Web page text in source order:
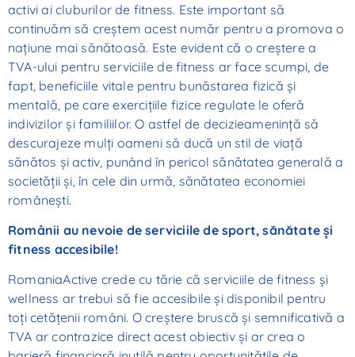
activi ai cluburilor de fitness. Este important să
continuăm să creştem acest număr pentru a promova o
naţiune mai sănătoasă. Este evident că o creştere a
TVA-ului pentru serviciile de fitness ar face scumpi, de
fapt, beneficiile vitale pentru bunăstarea fizică şi
mentală, pe care exerciţiile fizice regulate le oferă
indivizilor şi familiilor. O astfel de decizieameninţă să
descurajeze mulţi oameni să ducă un stil de viaţă
sănătos şi activ, punând în pericol sănătatea generală a
societăţii şi, în cele din urmă, sănătatea economiei
româneşti.
Românii au nevoie de serviciile de sport, sănătate şi
fitness accesibile!
RomaniaActive crede cu tărie că serviciile de fitness şi
wellness ar trebui să fie accesibile şi disponibil pentru
toţi cetăţenii români. O creştere bruscă şi semnificativă a
TVA ar contrazice direct acest obiectiv şi ar crea o